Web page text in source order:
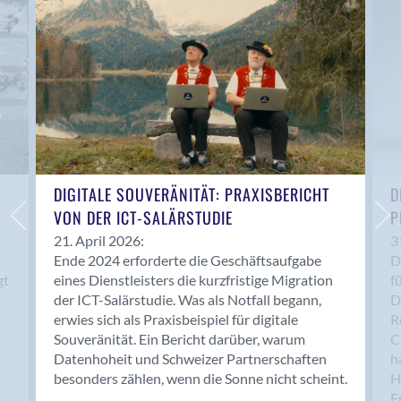
Anwil
Appenzell
Au SG
Baar
Baden
Balsthal
Balzers
Basel
Bassersdorf
Belp
Bendern
Benken (SG)
Bergdietikon
Berlin
Bern
Bern - Liebefeld
DIGITALE SOUVERÄNITÄT: PRAXISBERICHT
VON DER ICT-SALÄRSTUDIE
21. April 2026:
Ende 2024 erforderte die Geschäftsaufgabe
eines Dienstleisters die kurzfristige Migration
der ICT-Salärstudie. Was als Notfall begann,
erwies sich als Praxisbeispiel für digitale
Souveränität. Ein Bericht darüber, warum
Datenhoheit und Schweizer Partnerschaften
besonders zählen, wenn die Sonne nicht scheint.